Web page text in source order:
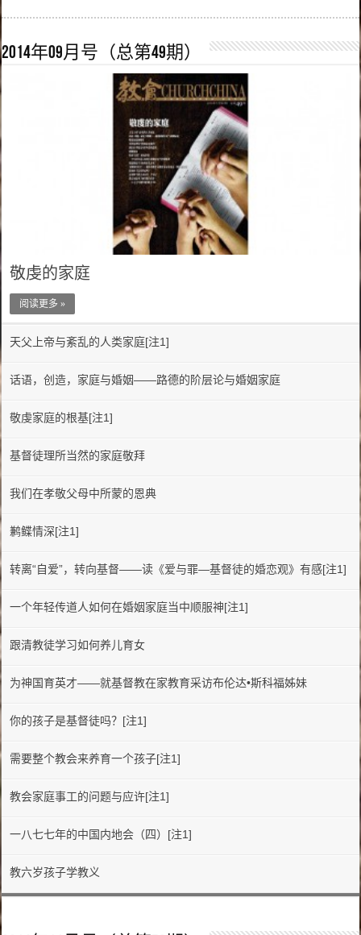
2014年09月号（总第49期）
敬虔的家庭
阅读更多 »
天父上帝与紊乱的人类家庭[注1]
话语，创造，家庭与婚姻——路德的阶层论与婚姻家庭
敬虔家庭的根基[注1]
基督徒理所当然的家庭敬拜
我们在孝敬父母中所蒙的恩典
鹣鲽情深[注1]
转离“自爱”，转向基督——读《爱与罪—基督徒的婚恋观》有感[注1]
一个年轻传道人如何在婚姻家庭当中顺服神[注1]
跟清教徒学习如何养儿育女
为神国育英才——就基督教在家教育采访布伦达•斯科福姊妹
你的孩子是基督徒吗？[注1]
需要整个教会来养育一个孩子[注1]
教会家庭事工的问题与应许[注1]
一八七七年的中国内地会（四）[注1]
教六岁孩子学教义